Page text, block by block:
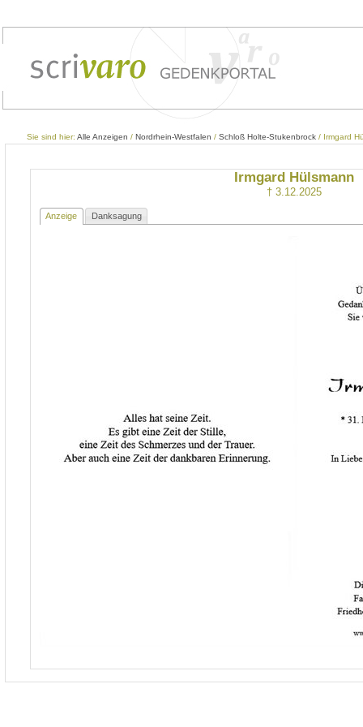
Sie sind hier: Alle Anzeigen / Nordrhein-Westfalen / Schloß Holte-Stukenbrock / Irmgard
Irmgard Hülsmann
† 3.12.2025
Anzeige Danksagung